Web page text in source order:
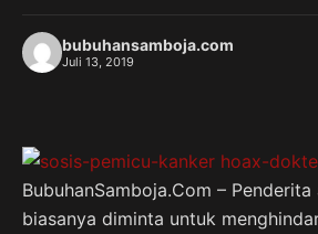
bubuhansamboja.com
Juli 13, 2019
BubuhanSamboja.Com – Penderita
biasanya diminta untuk